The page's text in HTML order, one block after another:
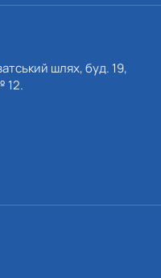
шлях, буд. 19,
12.